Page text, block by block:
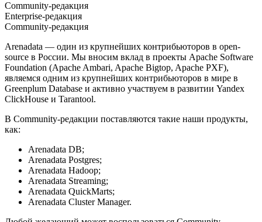
Community-редакция
Enterprise-редакция
Community-редакция
Arenadata — один из крупнейших контрибьюторов в open-
source в России. Мы вносим вклад в проекты Apache Software
Foundation (Apache Ambari, Apache Bigtop, Apache PXF),
являемся одним из крупнейших контрибьюторов в мире в
Greenplum Database и активно участвуем в развитии Yandex
ClickHouse и Tarantool.
В Community-редакции поставляются такие наши продукты,
как:
Arenadata DB;
Arenadata Postgres;
Arenadata Hadoop;
Arenadata Streaming;
Arenadata QuickMarts;
Arenadata Cluster Manager.